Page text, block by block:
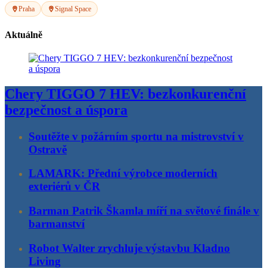
Praha Signal Space
Aktuálně
Chery TIGGO 7 HEV: bezkonkurenční
bezpečnost a úspora
Soutěžte v požárním sportu na mistrovství v
Ostravě
LAMARK: Přední výrobce moderních
exteriérů v ČR
Barman Patrik Škamla míří na světové finále v
barmanství
Robot Walter zrychluje výstavbu Kladno
Living